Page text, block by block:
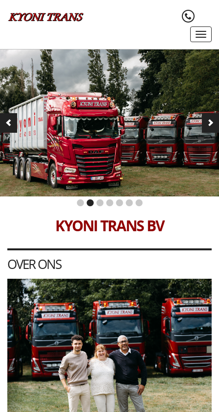
Previous Next
KYONI TRANS BV
OVER ONS